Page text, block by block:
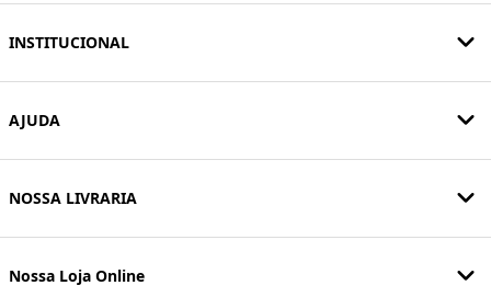
INSTITUCIONAL
AJUDA
NOSSA LIVRARIA
Nossa Loja Online